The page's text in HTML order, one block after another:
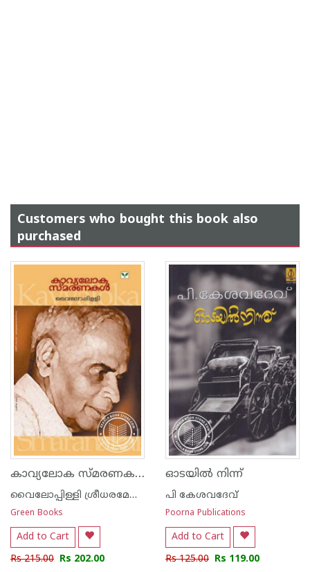
Customers who bought this book also
purchased
കാവ്യലോക സ്മരണകള്‍
വൈലോപ്പിള്ളി ശ്രീധരമേനോ‌ന്‍
Green Books
Add to Cart
Rs 215.00 Rs 202.00
ഓടയില്‍ നിന്ന്
പി കേശവദേവ്‌
Poorna Publications
Add to Cart
Rs 125.00 Rs 119.00